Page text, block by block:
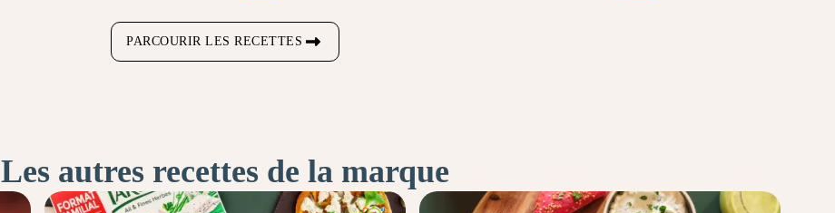
PARCOURIR LES RECETTES
Les autres recettes de la marque